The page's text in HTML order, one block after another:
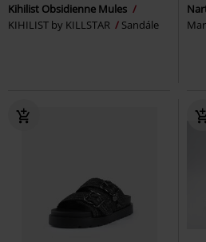
Kihilist Obsidienne Mules
KIHILIST by KILLSTAR
Sandále